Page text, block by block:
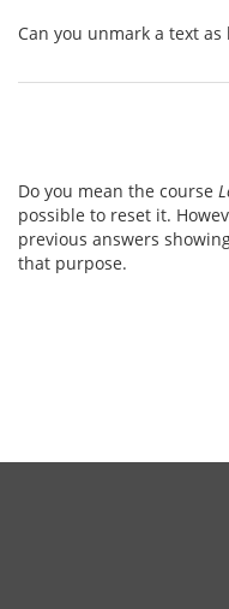
Can you unmark a text as
Do you mean the course
possible to reset it.
previous answers
that purpose.